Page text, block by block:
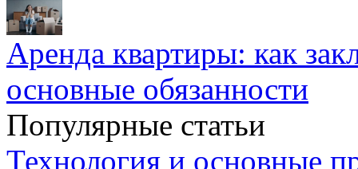
Аренда квартиры: как
основные обязанности
Популярные статьи
Технология и основные